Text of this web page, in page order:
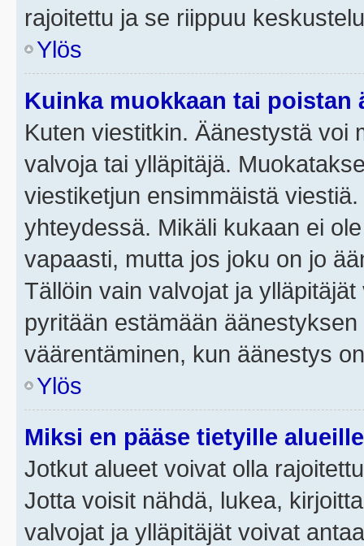
rajoitettu ja se riippuu
Ylös
Kuinka muokkaan tai poistan
Kuten viestitkin. Äänestystä voi
valvoja tai ylläpitäjä.
viestiketjun ensimmäistä
yhteydessä. Mikäli kukaan ei
vapaasti, mutta jos joku on jo
Tällöin vain valvojat ja
pyritään estämään
väärentäminen, kun äänestys
Ylös
Miksi en pääse tietyille
Jotkut alueet voivat olla
Jotta voisit nähdä, lukea,
valvojat ja ylläpitäjät voivat